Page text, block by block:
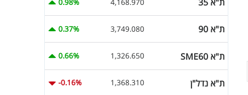
ת"א 90 3,749.080
0.37%
ת"א SME60 1,326.650
0.66%
ת"א נדל"ן 1,368.310
-0.16%